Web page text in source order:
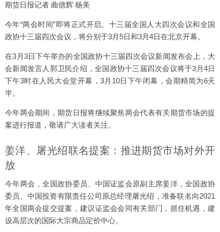
期货日报记者 曲德辉 杨美
今年“两会时间”即将正式开启。十三届全国人大四次会议和全国
政协十三届四次会议，将分别于3月5日和3月4日在北京开幕。
在3月3日下午举办的全国政协十三届四次会议新闻发布会上，大
会新闻发言人郭卫民介绍，全国政协十三届四次会议将于3月4日
下午3时在人民大会堂开幕，3月10日下午闭幕，会期精简为6天
半。
今年两会期间，期货日报将继续聚焦两会代表有关期货市场的提
案进行报道，敬请广大读者关注。
姜洋、屠光绍联名提案：推进期货市场对外开
放
今年两会，全国政协委员、中国证监会原副主席姜洋，全国政协
委员、中国投资有限责任公司原总经理屠光绍，准备联名向2021
年全国两会提交提案，建议证监会会同有关部门，抓住机遇，建
设高层次的国际大宗商品定价中心。